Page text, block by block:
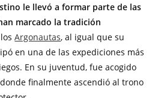
le llevó a formar parte de las
marcado la tradición
losArgonautas, al igual que su
en una de las expediciones más
En su juventud, fue acogido
finalmente ascendió al trono